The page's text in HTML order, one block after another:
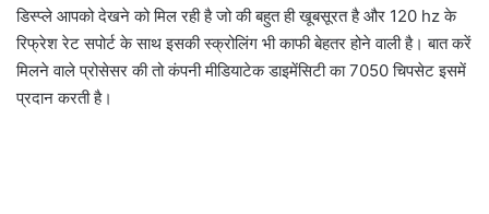
डिस्प्ले आपको देखने को मिल रही है जो की बहुत ही खूबसूरत है और 120 hz के
रिफ्रेश रेट सपोर्ट के साथ इसकी स्क्रोलिंग भी काफी बेहतर होने वाली है। बात करें
मिलने वाले प्रोसेसर की तो कंपनी मीडियाटेक डाइमेंसिटी का 7050 चिपसेट इसमें
प्रदान करती है।